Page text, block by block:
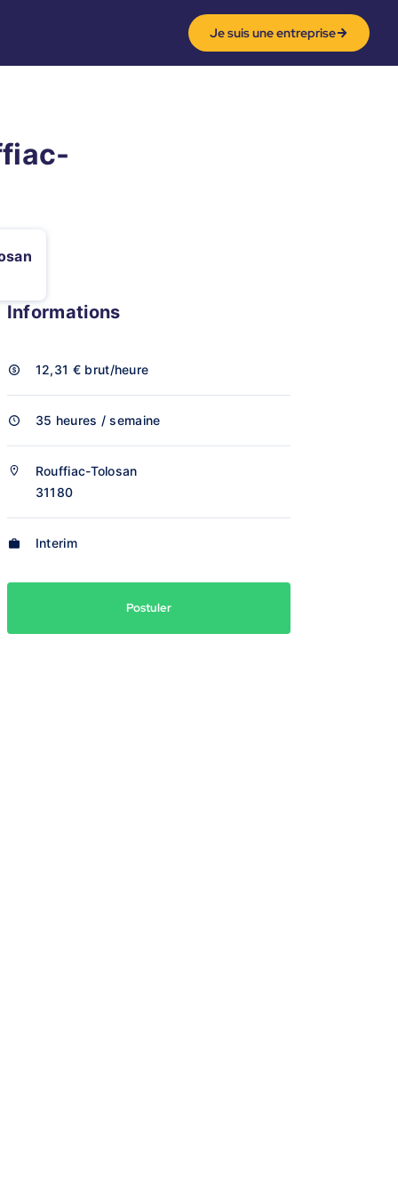
Je suis une entreprise
Informations
12,31 € brut/heure
35 heures / semaine
Rouffiac-Tolosan
31180
Interim
Postuler